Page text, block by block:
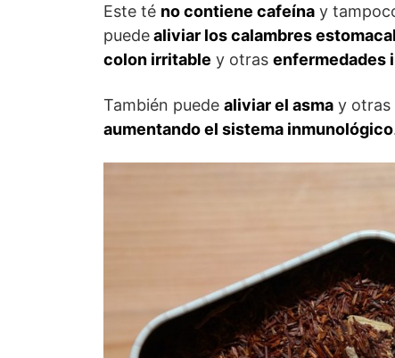
Este té no contiene cafeína y
puedealiviar los calambres
colon irritable y otras enfermedades
También puede aliviar el asma y otras
aumentando el sistema inmunológico